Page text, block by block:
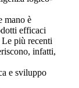
mano è
efficaci
più recenti
infatti,
e sviluppo